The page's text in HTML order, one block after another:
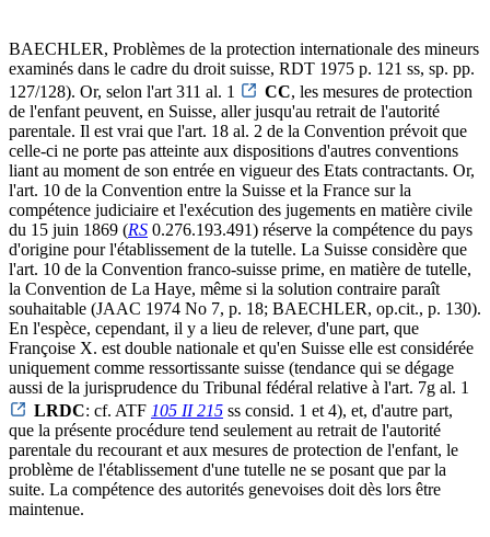
BAECHLER, Problèmes de la protection internationale des mineurs
examinés dans le cadre du droit suisse, RDT 1975 p. 121 ss, sp. pp.
127/128). Or, selon l'art 311 al. 1
CC, les mesures de protection
de l'enfant peuvent, en Suisse, aller jusqu'au retrait de l'autorité
parentale. Il est vrai que l'art. 18 al. 2 de la Convention prévoit que
celle-ci ne porte pas atteinte aux dispositions d'autres conventions
liant au moment de son entrée en vigueur des Etats contractants. Or,
l'art. 10 de la Convention entre la Suisse et la France sur la
compétence judiciaire et l'exécution des jugements en matière civile
du 15 juin 1869 (RS 0.276.193.491) réserve la compétence du pays
d'origine pour l'établissement de la tutelle. La Suisse considère que
l'art. 10 de la Convention franco-suisse prime, en matière de tutelle,
la Convention de La Haye, même si la solution contraire paraît
souhaitable (JAAC 1974 No 7, p. 18; BAECHLER, op.cit., p. 130).
En l'espèce, cependant, il y a lieu de relever, d'une part, que
Françoise X. est double nationale et qu'en Suisse elle est considérée
uniquement comme ressortissante suisse (tendance qui se dégage
aussi de la jurisprudence du Tribunal fédéral relative à l'art. 7g al. 1
LRDC: cf. ATF 105 II 215 ss consid. 1 et 4), et, d'autre part,
que la présente procédure tend seulement au retrait de l'autorité
parentale du recourant et aux mesures de protection de l'enfant, le
problème de l'établissement d'une tutelle ne se posant que par la
suite. La compétence des autorités genevoises doit dès lors être
maintenue.